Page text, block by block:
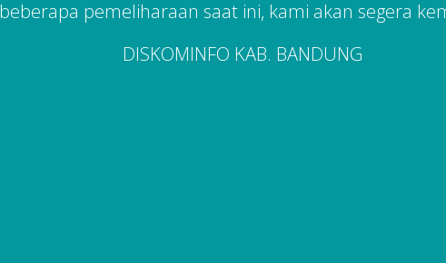
beberapa pemeliharaan saat ini, kami akan segera
DISKOMINFO KAB. BANDUNG